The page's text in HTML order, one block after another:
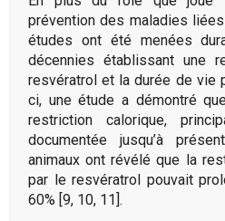
prévention des maladies
études ont été menées
décennies établissant une
resvératrol et la durée de vie
ci, une étude a démontré
restriction calorique,
documentée jusqu’à
animaux ont révélé que la
par le resvératrol pouvait
60% [9, 10, 11].